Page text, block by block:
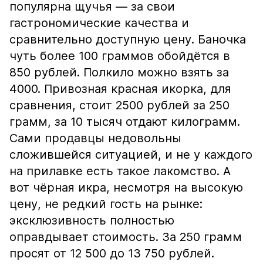
популярна щучья — за свои
гастрономические качества и
сравнительно доступную цену. Баночка
чуть более 100 граммов обойдётся в
850 рублей. Полкило можно взять за
4000. Привозная красная икорка, для
сравнения, стоит 2500 рублей за 250
грамм, за 10 тысяч отдают килограмм.
Сами продавцы недовольны
сложившейся ситуацией, и не у каждого
на прилавке есть такое лакомство. А
вот чёрная икра, несмотря на высокую
цену, не редкий гость на рынке:
эксклюзивность полностью
оправдывает стоимость. За 250 грамм
просят от 12 500 до 13 750 рублей.